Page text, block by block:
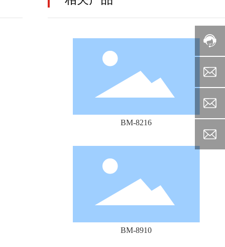
BM-8216
BM-8910